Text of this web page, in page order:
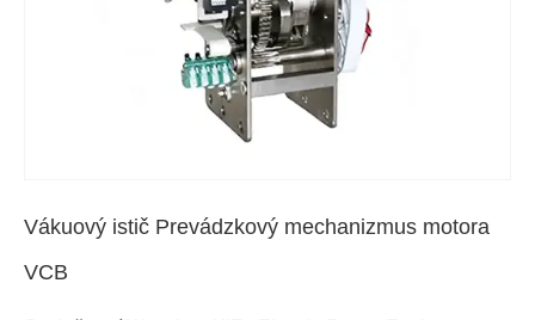
Vákuový istič Prevádzkový mechanizmus motora
VCB